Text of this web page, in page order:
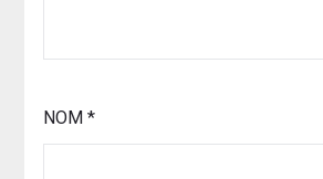
NOM *